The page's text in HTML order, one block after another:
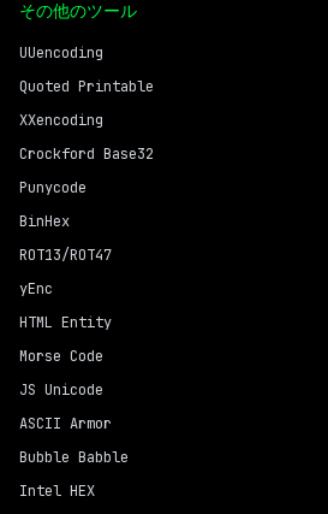
その他のツール
UUencoding
Quoted Printable
XXencoding
Crockford Base32
Punycode
BinHex
ROT13/ROT47
yEnc
HTML Entity
Morse Code
JS Unicode
ASCII Armor
Bubble Babble
Intel HEX